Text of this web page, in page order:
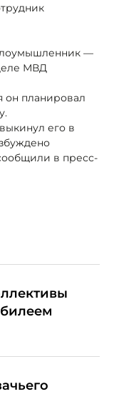
—
МВД
он планировал
его в
в пресс-